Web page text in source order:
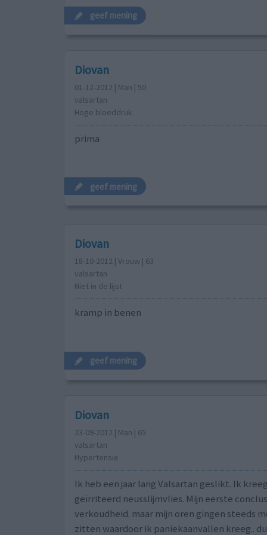
geef mening
Diovan
01-12-2012 | Man | 50
valsartan
Hoge bloeddruk
prima
geef mening
Diovan
18-10-2012 | Vrouw | 63
valsartan
Niet in de lijst
kramp in benen
geef mening
Diovan
23-09-2012 | Man | 65
valsartan
Hypertensie
Ik heb een jaar lang Valsartan geslikt. Ik
geïrriteerd neusslijmvlies. Mijn eerste
verkoudheid. maar mijn oren gingen steeds
zitten waardoor ik paniekaanvallen kreeg..